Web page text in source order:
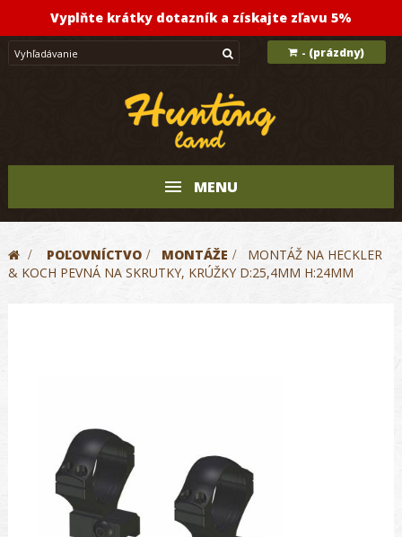
Vyplňte krátky dotazník a získajte zľavu 5%
- (prázdny)
MENU
> POĽOVNÍCTVO > MONTÁŽE >
MONTÁŽ NA HECKLER
& KOCH PEVNÁ NA SKRUTKY, KRÚŽKY D:25,4MM H:24MM